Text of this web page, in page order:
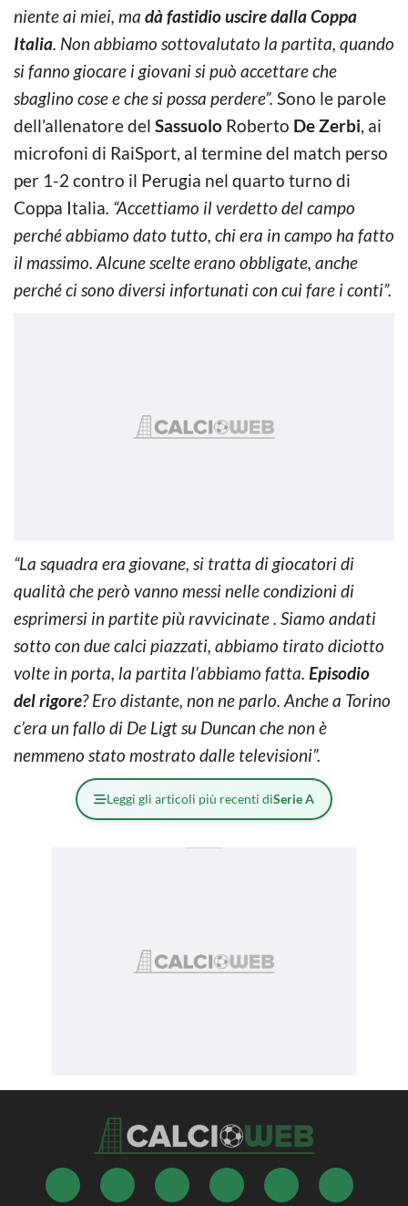
niente ai miei, ma dà fastidio uscire dalla Coppa
Italia. Non abbiamo sottovalutato la partita, quando
si fanno giocare i giovani si può accettare che
sbaglino cose e che si possa perdere”. Sono le parole
dell’allenatore del Sassuolo Roberto De Zerbi, ai
microfoni di RaiSport, al termine del match perso
per 1-2 contro il Perugia nel quarto turno di
Coppa Italia. “Accettiamo il verdetto del campo
perché abbiamo dato tutto, chi era in campo ha fatto
il massimo. Alcune scelte erano obbligate, anche
perché ci sono diversi infortunati con cui fare i conti”.
“La squadra era giovane, si tratta di giocatori di
qualità che però vanno messi nelle condizioni di
esprimersi in partite più ravvicinate . Siamo andati
sotto con due calci piazzati, abbiamo tirato diciotto
volte in porta, la partita l’abbiamo fatta. Episodio
del rigore? Ero distante, non ne parlo. Anche a Torino
c’era un fallo di De Ligt su Duncan che non è
nemmeno stato mostrato dalle televisioni”.
Leggi gli articoli più recenti diSerie A